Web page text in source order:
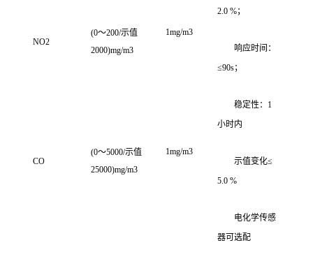
2.0 %；
响应时间：
≤90s；
稳定性：1
小时内
示值变化≤
5.0 %
电化学传感
器可选配
NO2
(0～200/示值
2000)mg/m3
1mg/m3
CO
(0～5000/示值
25000)mg/m3
1mg/m3